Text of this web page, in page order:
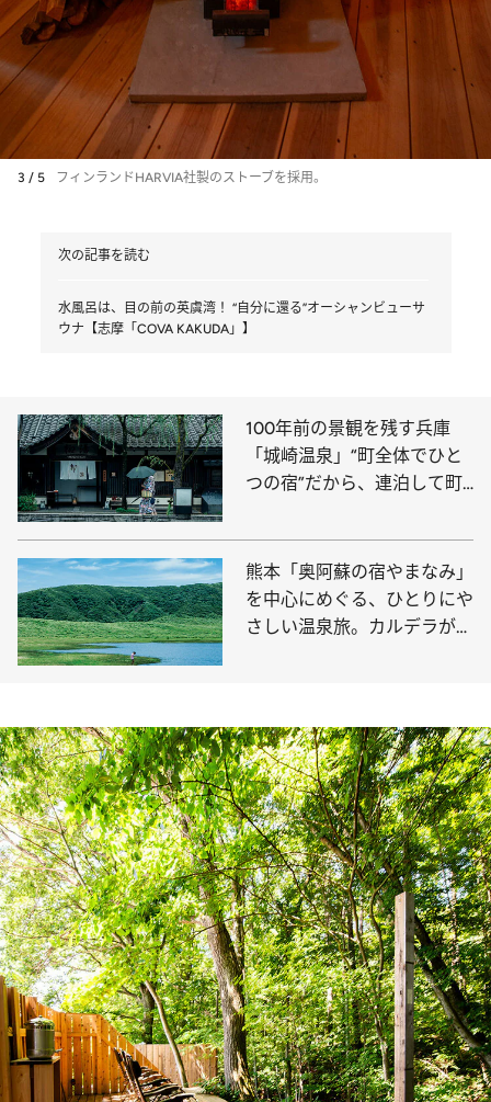
3 / 5 フィンランドHARVIA社製のストーブを採用。
次の記事を読む
水風呂は、目の前の英虞湾！ “自分に還る”オーシャンビューサ
ウナ【志摩「COVA KAKUDA」】
100年前の景観を残す兵庫
「城崎温泉」“町全体でひと
つの宿”だから、連泊して町
熊本「奥阿蘇の宿やまなみ」
を中心にめぐる、ひとりにや
さしい温泉旅。カルデラが生